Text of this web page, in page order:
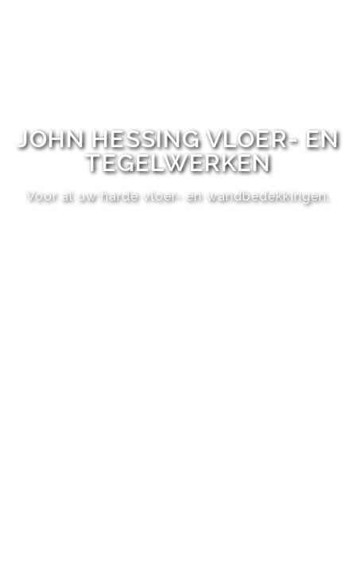
JOHN HESSING VLOER- EN
TEGELWERKEN
Voor al uw harde vloer- en wandbedekkingen.